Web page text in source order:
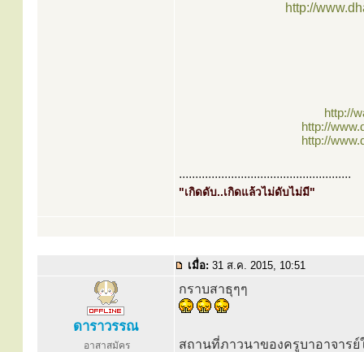
http://
http://
http://
http://
.....................................................
"เกิดดับ..เกิดแล้วไม่ดับไม่มี"
เมื่อ: 31 ส.ค. 2015, 10:51
ดาราวรรณ
อาสาสมัคร
กราบสาธุๆๆ
สถานที่ภาวนาของครูบาอาจาร